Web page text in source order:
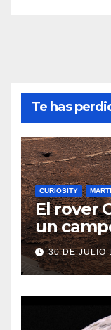
Te has
CURIOSITY
El rover
un
panal
30 DE JULIO